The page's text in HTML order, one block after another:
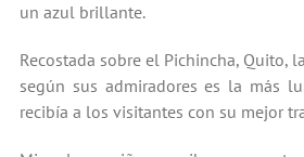
un azul brillante.
Recostada sobre el Pichincha, Quito,
según sus admiradores es la más
recibía a los visitantes con su mejor